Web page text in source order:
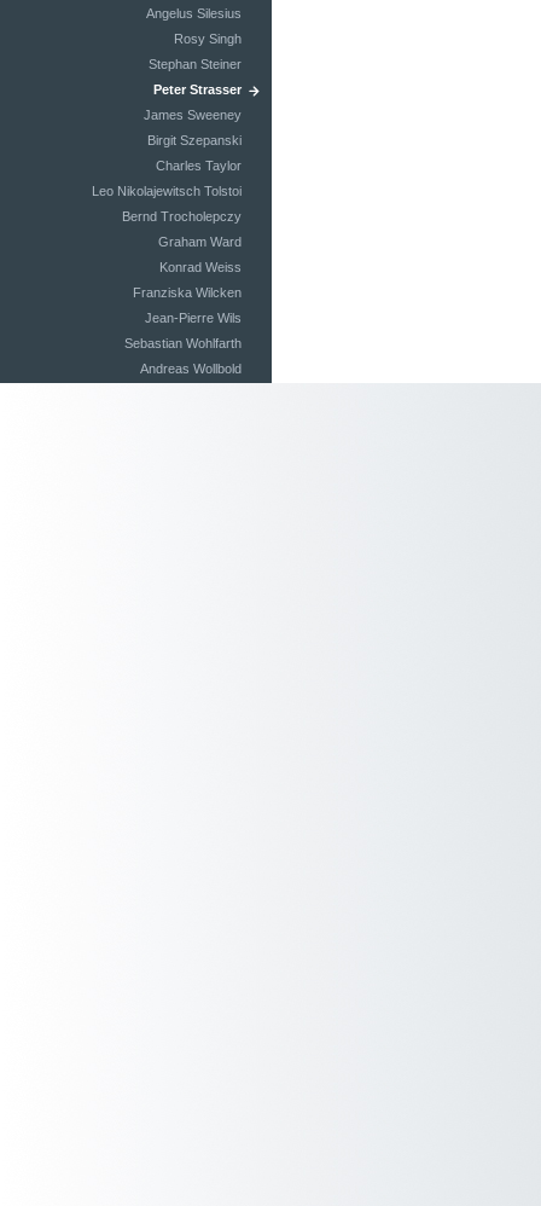
Angelus Silesius
Rosy Singh
Stephan Steiner
Peter Strasser
James Sweeney
Birgit Szepanski
Charles Taylor
Leo Nikolajewitsch Tolstoi
Bernd Trocholepczy
Graham Ward
Konrad Weiss
Franziska Wilcken
Jean-Pierre Wils
Sebastian Wohlfarth
Andreas Wollbold